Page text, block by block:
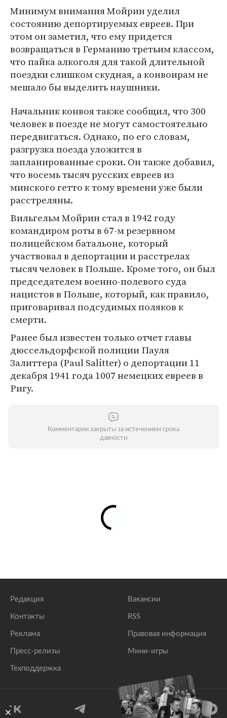
Минимум внимания Мойрин уделил
состоянию депортируемых евреев. При
этом он заметил, что ему придется
возвращаться в Германию третьим классом,
что пайка алкоголя для такой длительной
поездки слишком скудная, а конвоирам не
мешало бы выделить наушники.
Начальник конвоя также сообщил, что 300
человек в поезде не могут самостоятельно
передвигаться. Однако, по его словам,
разгрузка поезда уложится в
запланированные сроки. Он также добавил,
что восемь тысяч русских евреев из
минского гетто к тому времени уже были
расстреляны.
Вильгельм Мойрин стал в 1942 году
командиром роты в 67-м резервном
полицейском батальоне, который
участвовал в депортации и расстрелах
тысяч человек в Польше. Кроме того, он был
председателем военно-полевого суда
нацистов в Польше, который, как правило,
приговаривал подсудимых поляков к
смерти.
Ранее был известен только отчет главы
дюссельдорфской полиции Пауля
Залиттера (Paul Salitter) о депортации 11
декабря 1941 года 1007 немецких евреев в
Ригу.
Комментарии закрыты за истечением срока
давности
Редакция
Контакты
Реклама
Пресс-релизы
Техподдержка
Вакансии
RSS
Правовая информация
Мини-игры